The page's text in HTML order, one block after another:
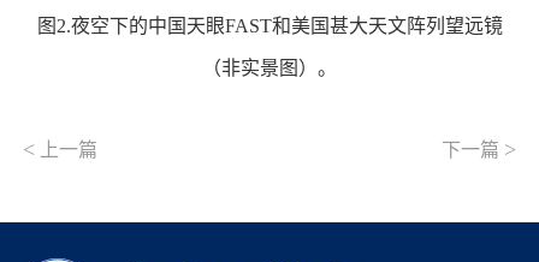
图2.夜空下的中国天眼FAST和美国甚大天文阵列望远镜
（非实景图）。
< 上一篇 下一篇 >